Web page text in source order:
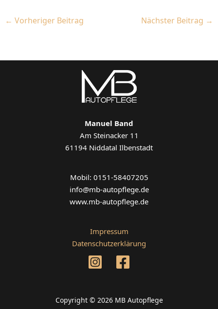
← Vorheriger Beitrag Nächster Beitrag →
Manuel Band
Am Steinacker 11
61194 Niddatal Ilbenstadt
Mobil: 0151-58407205
info@mb-autopflege.de
www.mb-autopflege.de
Impressum
Datenschutzerklärung
Copyright © 2026 MB Autopflege